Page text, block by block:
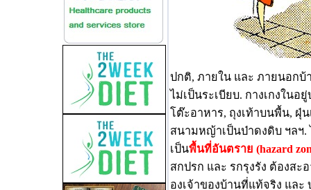
ปกติ, ภายใน และ ภายนอกบ้
ไม่เป็นระเบียบ. กางเกงในอ
โต๊ะอาหาร, ถุงเท้าบนพื้น, ฝุ่
สนามหญ้าเป็นป่าดงดิบ ฯลฯ.
เป็นพื้นที่อันตราย (hazard
สกปรก และ รกรุงรัง ต้องส
องเจ้าของบ้านที่แท้จริง แล